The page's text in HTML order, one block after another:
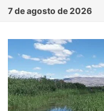
Saltar
contenido
7 de agosto de 2026